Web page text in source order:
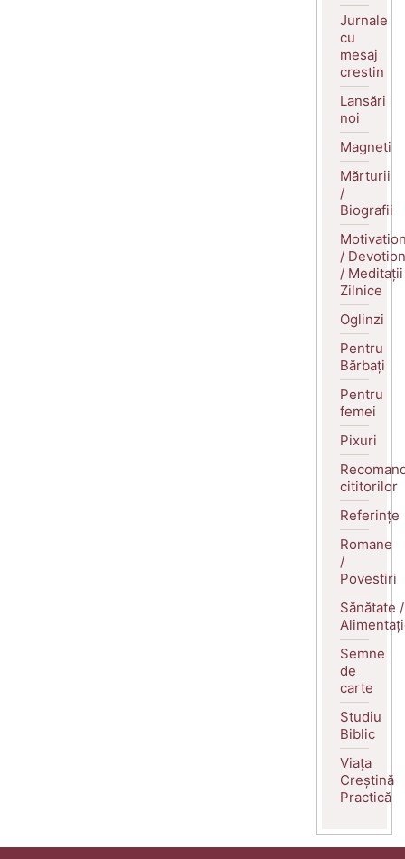
Jurnale
cu
mesaj
crestin
Lansări
noi
Magneti
Mărturii
/
Biografii
/
/ Meditații
Zilnice
Oglinzi
Pentru
Bărbați
Pentru
femei
Pixuri
cititorilor
Referințe
Romane
/
Povestiri
Sănătate /
Semne
de
carte
Studiu
Biblic
Viața
Creștină
Practică